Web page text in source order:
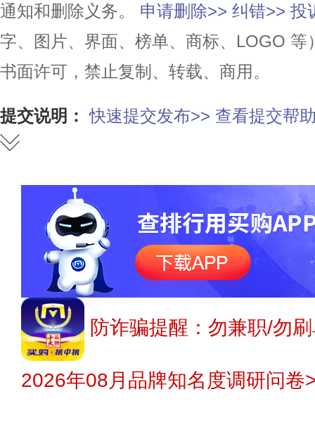
通知和删除义务。
申请删除>> 纠错>> 投
字、图片、界面、榜单、商标、LOGO
书面许可，禁止复制、转载、商用。
提交说明： 快速提交发布>> 查看提交帮
防诈骗提醒：勿兼职/勿
2026年08月品牌知名度调研问卷